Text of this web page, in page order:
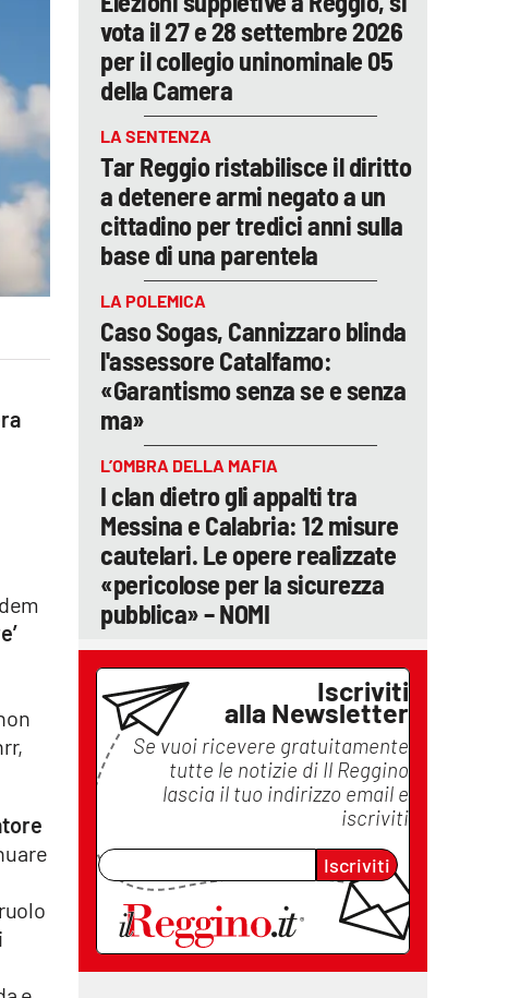
vota il 27 e 28 settembre 2026
per il collegio uninominale 05
della Camera
LA SENTENZA
Tar Reggio ristabilisce il diritto
a detenere armi negato a un
cittadino per tredici anni sulla
base di una parentela
LA POLEMICA
Caso Sogas, Cannizzaro blinda
l'assessore Catalfamo:
«Garantismo senza se e senza
ma»
L’OMBRA DELLA MAFIA
I clan dietro gli appalti tra
Messina e Calabria: 12 misure
cautelari. Le opere realizzate
«pericolose per la sicurezza
pubblica» – NOMI
Iscriviti
alla Newsletter
Se vuoi ricevere gratuitamente
tutte le notizie di Il Reggino
lascia il tuo indirizzo email e
iscriviti
Iscriviti